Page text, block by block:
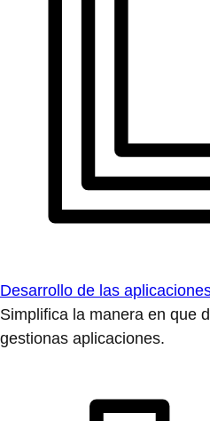
Desarrollo de las
Simplifica la manera en que
gestionas aplicaciones.